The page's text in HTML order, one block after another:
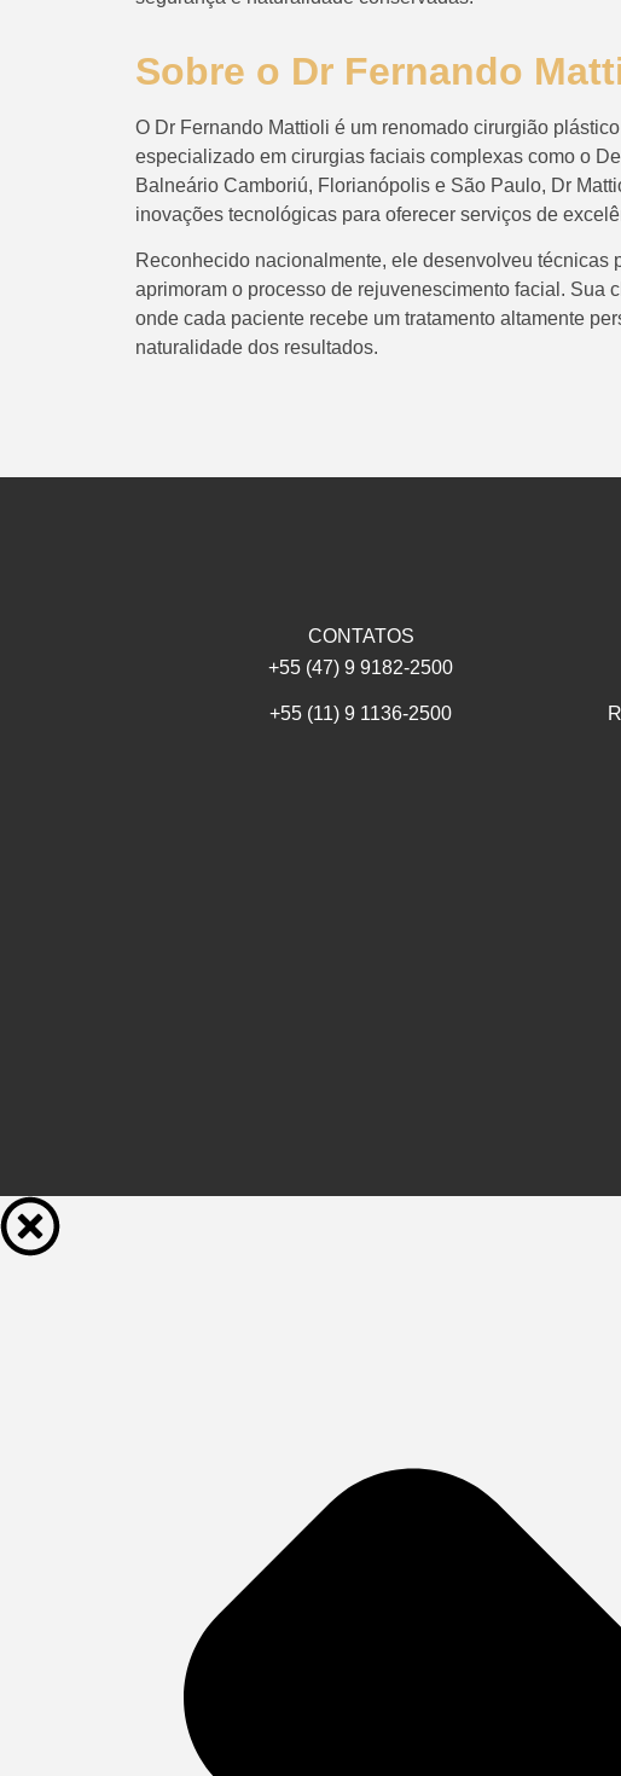
Sobre o Dr Fernando
O Dr Fernando Mattioli é um renomado cirurgião
especializado em cirurgias faciais complexas como o
Balneário Camboriú, Florianópolis e São Paulo, Dr
inovações tecnológicas para oferecer serviços de
Reconhecido nacionalmente, ele desenvolveu técnicas
aprimoram o processo de rejuvenescimento facial. Sua
onde cada paciente recebe um tratamento altamente
naturalidade dos resultados.
CONTATOS
+55 (47) 9 9182-2500
+55 (11) 9 1136-2500